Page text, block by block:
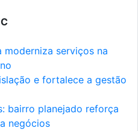
moderniza serviços na
e fortalece a gestão
bairro planejado reforça
negócios